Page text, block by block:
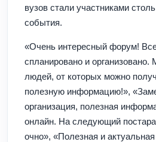
вузов стали участниками
события.
«Очень интересный форум!
спланировано и организовано.
людей, от которых можно
полезную информацию!»,
организация, полезная
онлайн. На следующий
очно», «Полезная и